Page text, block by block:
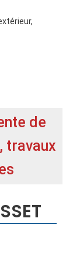
de
travaux